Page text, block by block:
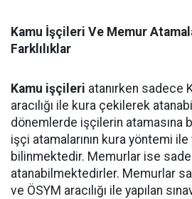
Kamu İşçileri Ve Memur
Farklılıklar
Kamu işçileri atanırken sadece
aracılığı ile kura çekilerek
dönemlerde işçilerin atamasına
işçi atamalarının kura yöntemi ile
bilinmektedir. Memurlar ise
atanabilmektedirler. Memurlar
ve ÖSYM aracılığı ile yapılan